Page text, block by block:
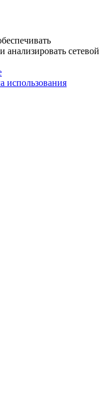
анализировать сетевой
использования